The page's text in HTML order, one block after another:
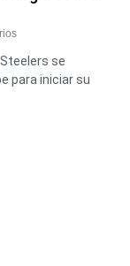
se
para iniciar su